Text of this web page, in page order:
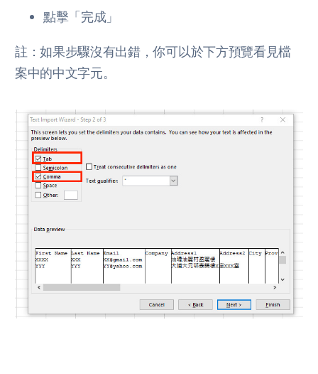
點擊「完成」
註：如果步驟沒有出錯，你可以於下方預覽看見檔
案中的中文字元。